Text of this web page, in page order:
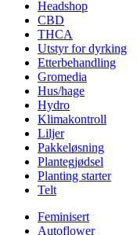
Headshop
CBD
THCA
Utstyr for dyrking
Etterbehandling
Gromedia
Hus/hage
Hydro
Klimakontroll
Liljer
Pakkeløsning
Plantegjødsel
Planting starter
Telt
Feminisert
Autoflower